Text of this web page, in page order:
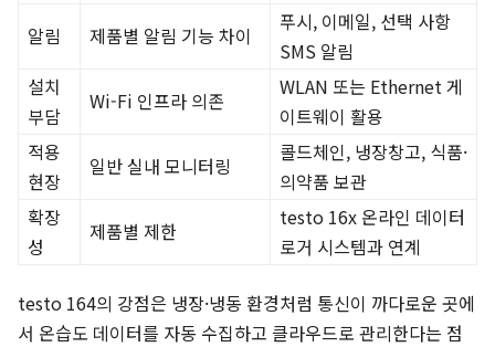
알림 제품별 알림 기능 차이
푸시, 이메일, 선택 사항
SMS 알림
설치
부담
Wi-Fi 인프라 의존
WLAN 또는 Ethernet 게
이트웨이 활용
적용
현장
일반 실내 모니터링
콜드체인, 냉장창고, 식품·
의약품 보관
확장
성
제품별 제한
testo 16x 온라인 데이터
로거 시스템과 연계
testo 164의 강점은 냉장·냉동 환경처럼 통신이 까다로운 곳에
서 온습도 데이터를 자동 수집하고 클라우드로 관리한다는 점